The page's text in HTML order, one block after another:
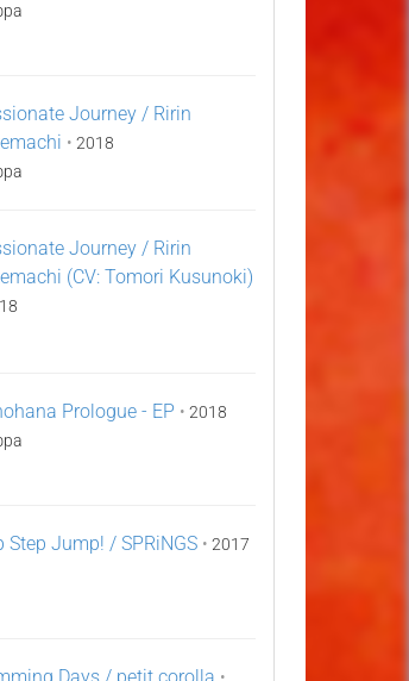
Journey / Ririn
• 2018
Journey / Ririn
(CV: Tomori Kusunoki)
Prologue - EP • 2018
Step Jump! / SPRiNGS • 2017